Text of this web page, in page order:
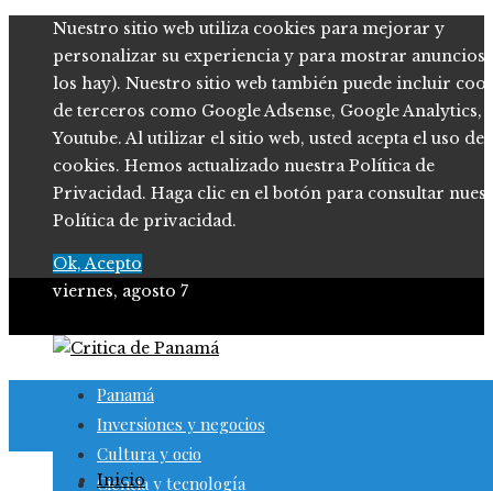
Nuestro sitio web utiliza cookies para mejorar y
personalizar su experiencia y para mostrar anuncios
los hay). Nuestro sitio web también puede incluir
de terceros como Google Adsense, Google Analytics,
Youtube. Al utilizar el sitio web, usted acepta el uso de
cookies. Hemos actualizado nuestra Política de
Privacidad. Haga clic en el botón para consultar
Política de privacidad.
Ok, Acepto
viernes, agosto 7
Panamá
Inversiones y negocios
Cultura y ocio
Ciencia y tecnología
Inicio